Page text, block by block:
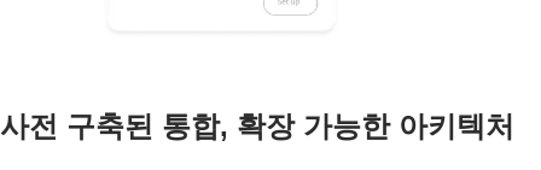
사전 구축된 통합, 확장 가능한 아키텍처